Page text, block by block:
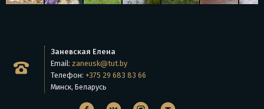
Заневская Елена
Email: zaneusk@tut.by
Телефон: +375 29 683 83 66
Минск, Беларусь